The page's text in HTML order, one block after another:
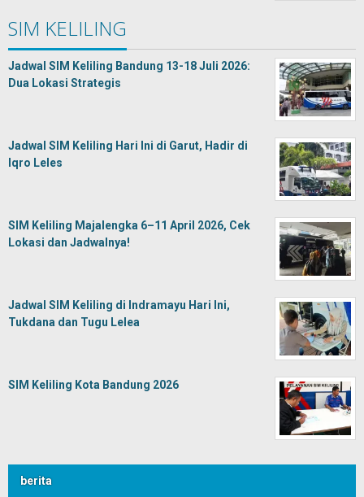
SIM KELILING
Jadwal SIM Keliling Bandung 13-18 Juli 2026:
Dua Lokasi Strategis
Jadwal SIM Keliling Hari Ini di Garut, Hadir di
Iqro Leles
SIM Keliling Majalengka 6–11 April 2026, Cek
Lokasi dan Jadwalnya!
Jadwal SIM Keliling di Indramayu Hari Ini,
Tukdana dan Tugu Lelea
SIM Keliling Kota Bandung 2026
berita